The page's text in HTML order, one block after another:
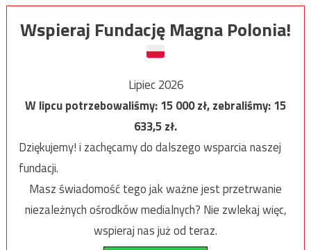
Wspieraj Fundację Magna Polonia!
Lipiec 2026
W lipcu potrzebowaliśmy:15 000zł, zebraliśmy:15
633,5zł.
Dziękujemy! i zachęcamy do dalszego wsparcia naszej
fundacji.
Masz świadomość tego jak ważne jest przetrwanie
niezależnych ośrodków medialnych? Nie zwlekaj więc,
wspieraj nas już od teraz.